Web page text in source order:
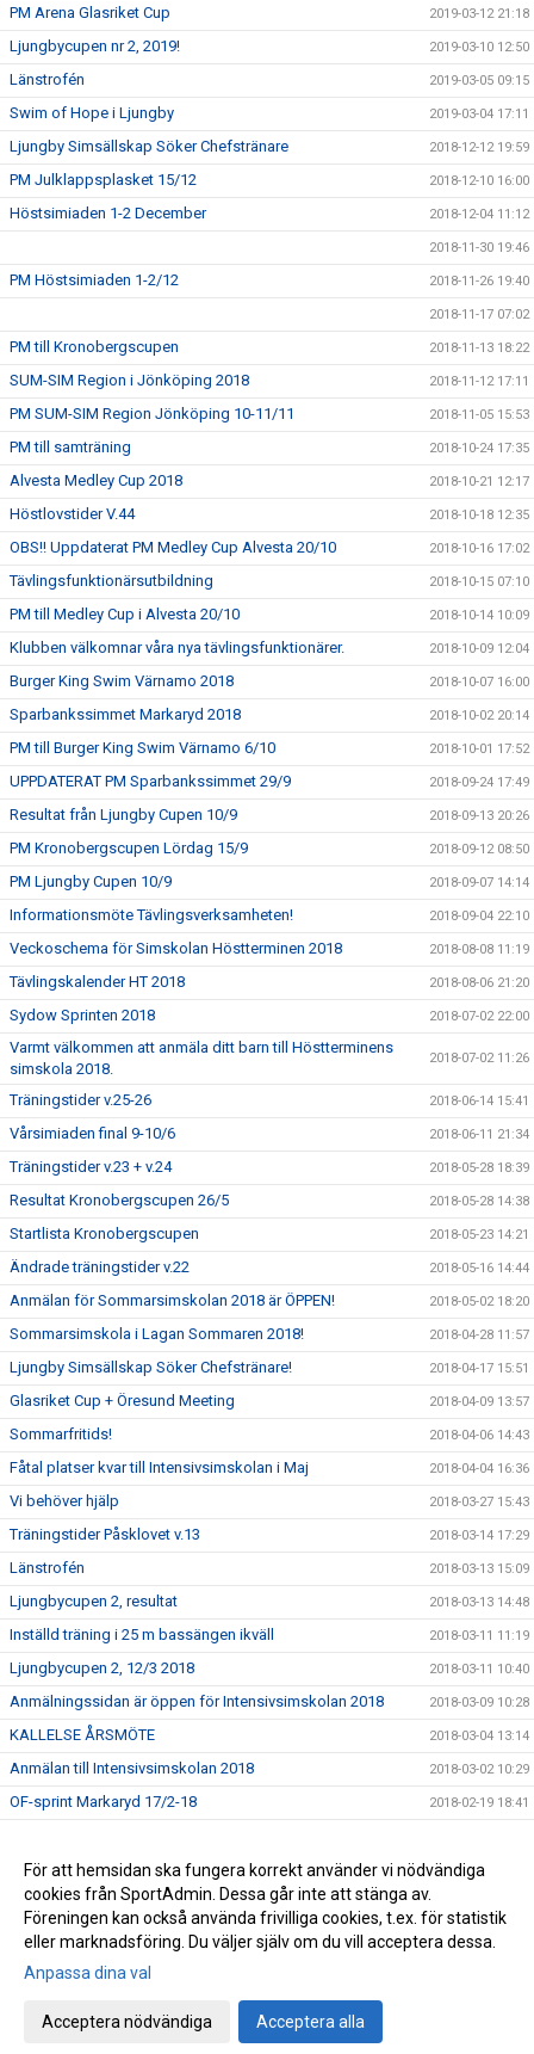
PM Arena Glasriket Cup 2019-03-12 21:18
Ljungbycupen nr 2, 2019! 2019-03-10 12:50
Länstrofén 2019-03-05 09:15
Swim of Hope i Ljungby 2019-03-04 17:11
Ljungby Simsällskap Söker Chefstränare 2018-12-12 19:59
PM Julklappsplasket 15/12 2018-12-10 16:00
Höstsimiaden 1-2 December 2018-12-04 11:12
2018-11-30 19:46
PM Höstsimiaden 1-2/12 2018-11-26 19:40
2018-11-17 07:02
PM till Kronobergscupen 2018-11-13 18:22
SUM-SIM Region i Jönköping 2018 2018-11-12 17:11
PM SUM-SIM Region Jönköping 10-11/11 2018-11-05 15:53
PM till samträning 2018-10-24 17:35
Alvesta Medley Cup 2018 2018-10-21 12:17
Höstlovstider V.44 2018-10-18 12:35
OBS!! Uppdaterat PM Medley Cup Alvesta 20/10 2018-10-16 17:02
Tävlingsfunktionärsutbildning 2018-10-15 07:10
PM till Medley Cup i Alvesta 20/10 2018-10-14 10:09
Klubben välkomnar våra nya tävlingsfunktionärer. 2018-10-09 12:04
Burger King Swim Värnamo 2018 2018-10-07 16:00
Sparbankssimmet Markaryd 2018 2018-10-02 20:14
PM till Burger King Swim Värnamo 6/10 2018-10-01 17:52
UPPDATERAT PM Sparbankssimmet 29/9 2018-09-24 17:49
Resultat från Ljungby Cupen 10/9 2018-09-13 20:26
PM Kronobergscupen Lördag 15/9 2018-09-12 08:50
PM Ljungby Cupen 10/9 2018-09-07 14:14
Informationsmöte Tävlingsverksamheten! 2018-09-04 22:10
Veckoschema för Simskolan Höstterminen 2018 2018-08-08 11:19
Tävlingskalender HT 2018 2018-08-06 21:20
Sydow Sprinten 2018 2018-07-02 22:00
Varmt välkommen att anmäla ditt barn till Höstterminens
simskola 2018.
2018-07-02 11:26
Träningstider v.25-26 2018-06-14 15:41
Vårsimiaden final 9-10/6 2018-06-11 21:34
Träningstider v.23 + v.24 2018-05-28 18:39
Resultat Kronobergscupen 26/5 2018-05-28 14:38
Startlista Kronobergscupen 2018-05-23 14:21
Ändrade träningstider v.22 2018-05-16 14:44
Anmälan för Sommarsimskolan 2018 är ÖPPEN! 2018-05-02 18:20
Sommarsimskola i Lagan Sommaren 2018! 2018-04-28 11:57
Ljungby Simsällskap Söker Chefstränare! 2018-04-17 15:51
Glasriket Cup + Öresund Meeting 2018-04-09 13:57
Sommarfritids! 2018-04-06 14:43
Fåtal platser kvar till Intensivsimskolan i Maj 2018-04-04 16:36
Vi behöver hjälp 2018-03-27 15:43
Träningstider Påsklovet v.13 2018-03-14 17:29
Länstrofén 2018-03-13 15:09
Ljungbycupen 2, resultat 2018-03-13 14:48
Inställd träning i 25 m bassängen ikväll 2018-03-11 11:19
Ljungbycupen 2, 12/3 2018 2018-03-11 10:40
Anmälningssidan är öppen för Intensivsimskolan 2018 2018-03-09 10:28
KALLELSE ÅRSMÖTE 2018-03-04 13:14
Anmälan till Intensivsimskolan 2018 2018-03-02 10:29
OF-sprint Markaryd 17/2-18 2018-02-19 18:41
Resultat Ljungbycupen 12/2 2018-02-13 14:47
Länktips simutrustning - Bra!! 2017-09-08 13:31
Gå till Webbversion
För att hemsidan ska fungera korrekt använder vi nödvändiga
cookies från SportAdmin. Dessa går inte att stänga av.
Föreningen kan också använda frivilliga cookies, t.ex. för statistik
eller marknadsföring. Du väljer själv om du vill acceptera dessa.
Anpassa dina val
Acceptera nödvändiga Acceptera alla